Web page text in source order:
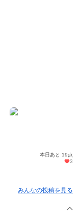
本日あと 19点
3
みんなの投稿を見る